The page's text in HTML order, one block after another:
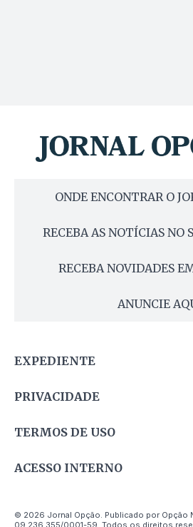
ONDE ENCONTRAR O
RECEBA AS NOTÍCIAS NO
RECEBA NOVIDADES
ANUNCIE
EXPEDIENTE
PRIVACIDADE
TERMOS DE USO
ACESSO INTERNO
© 2026 Jornal Opção. Publicado por Opção
09.236.355/0001-59. Todos os direitos